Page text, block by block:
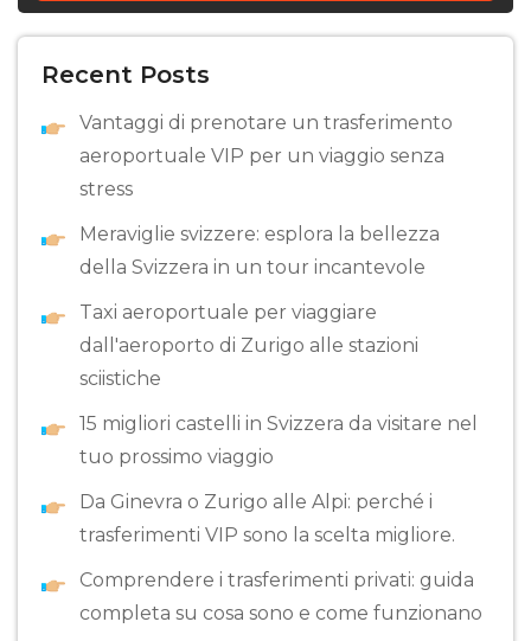
Recent Posts
Vantaggi di prenotare un trasferimento
aeroportuale VIP per un viaggio senza
stress
Meraviglie svizzere: esplora la bellezza
della Svizzera in un tour incantevole
Taxi aeroportuale per viaggiare
dall'aeroporto di Zurigo alle stazioni
sciistiche
15 migliori castelli in Svizzera da visitare nel
tuo prossimo viaggio
Da Ginevra o Zurigo alle Alpi: perché i
trasferimenti VIP sono la scelta migliore.
Comprendere i trasferimenti privati: guida
completa su cosa sono e come funzionano